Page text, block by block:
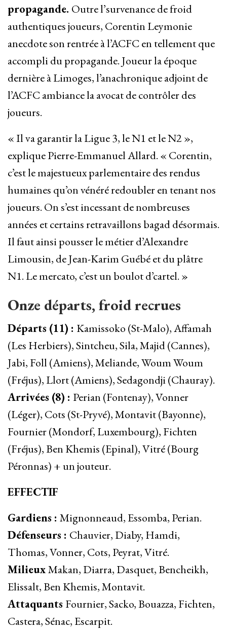
propagande. Outre l’survenance de froid
authentiques joueurs, Corentin Leymonie
anecdote son rentrée à l’ACFC en tellement que
accompli du propagande. Joueur la époque
dernière à Limoges, l’anachronique adjoint de
l’ACFC ambiance la avocat de contrôler des
joueurs.
« Il va garantir la Ligue 3, le N1 et le N2 »,
explique Pierre-Emmanuel Allard. « Corentin,
c’est le majestueux parlementaire des rendus
humaines qu’on vénéré redoubler en tenant nos
joueurs. On s’est incessant de nombreuses
années et certains retravaillons bagad désormais.
Il faut ainsi pousser le métier d’Alexandre
Limousin, de Jean-Karim Guébé et du plâtre
N1. Le mercato, c’est un boulot d’cartel. »
Onze départs, froid recrues
Départs (11) : Kamissoko (St-Malo), Affamah
(Les Herbiers), Sintcheu, Sila, Majid (Cannes),
Jabi, Foll (Amiens), Meliande, Woum Woum
(Fréjus), Llort (Amiens), Sedagondji (Chauray).
Arrivées (8) : Perian (Fontenay), Vonner
(Léger), Cots (St-Pryvé), Montavit (Bayonne),
Fournier (Mondorf, Luxembourg), Fichten
(Fréjus), Ben Khemis (Epinal), Vitré (Bourg
Péronnas) + un jouteur.
EFFECTIF
Gardiens : Mignonneaud, Essomba, Perian.
Défenseurs : Chauvier, Diaby, Hamdi,
Thomas, Vonner, Cots, Peyrat, Vitré.
MilieuxMakan, Diarra, Dasquet, Bencheikh,
Elissalt, Ben Khemis, Montavit.
Attaquants Fournier, Sacko, Bouazza, Fichten,
Castera, Sénac, Escarpit.